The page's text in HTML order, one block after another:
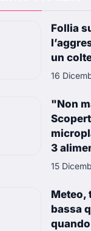
Follia
un
16
"Non
3
15
Meteo,
bassa
quando